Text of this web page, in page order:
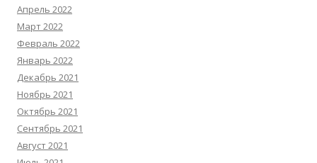
Апрель 2022
Март 2022
Февраль 2022
Январь 2022
Декабрь 2021
Ноябрь 2021
Октябрь 2021
Сентябрь 2021
Август 2021